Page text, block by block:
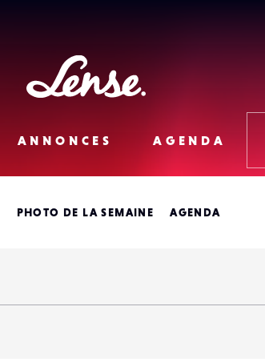
Lense
ANNONCES AGENDA
PHOTO DE LA SEMAINE AGENDA